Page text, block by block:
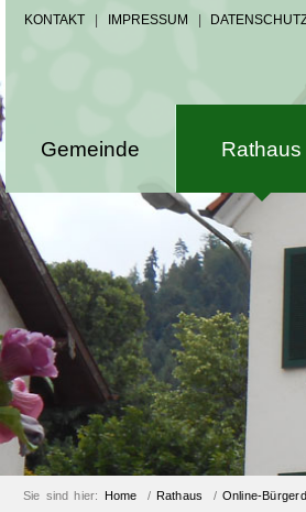
KONTAKT IMPRESSUM
Gemeinde Rathaus
Sie sind hier: Home / Rathaus / Online-